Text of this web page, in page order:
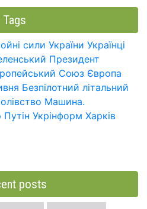
Tags
сили України Українці
Президент
Союз Європа
Безпілотний літальний
Машина.
Укрінформ Харків
posts